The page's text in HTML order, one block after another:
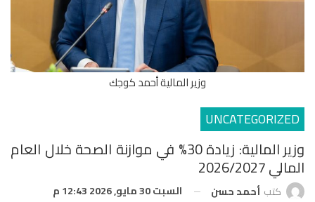
وزير المالية أحمد كوجك
UNCATEGORIZED
وزير المالية: زيادة 30% في موازنة الصحة خلال العام
المالي 2026/2027
كتب أحمد حسن السبت 30 مايو, 2026 12:43 م